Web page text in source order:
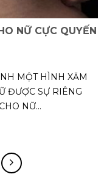
NỮ CỰC QUYẾN
MỘT HÌNH XĂM
ĐƯỢC SỰ RIÊNG
NỮ...